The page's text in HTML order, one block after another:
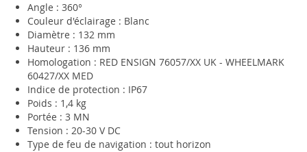
Angle : 360°
Couleur d'éclairage : Blanc
Diamètre : 132 mm
Hauteur : 136 mm
Homologation : RED ENSIGN 76057/XX UK - WHEELMARK
60427/XX MED
Indice de protection : IP67
Poids : 1,4 kg
Portée : 3 MN
Tension : 20-30 V DC
Type de feu de navigation : tout horizon